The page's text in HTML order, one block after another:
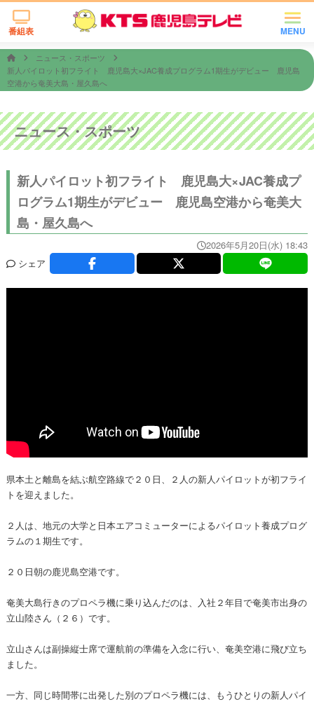
MENU
番組表
ニュース・スポーツ
新人パイロット初フライト 鹿児島大×JAC養成プログラム1期生がデビュー 鹿児島
空港から奄美大島・屋久島へ
ニュース・スポーツ
新人パイロット初フライト 鹿児島大×JAC養成プ
ログラム1期生がデビュー 鹿児島空港から奄美大
島・屋久島へ
2026年5月20日(水) 18:43
シェア
県本土と離島を結ぶ航空路線で２０日、２人の新人パイロットが初フライ
トを迎えました。
２人は、地元の大学と日本エアコミューターによるパイロット養成プログ
ラムの１期生です。
２０日朝の鹿児島空港です。
奄美大島行きのプロペラ機に乗り込んだのは、入社２年目で奄美市出身の
立山陸さん（２６）です。
立山さんは副操縦士席で運航前の準備を入念に行い、奄美空港に飛び立ち
ました。
一方、同じ時間帯に出発した別のプロペラ機には、もうひとりの新人パイ